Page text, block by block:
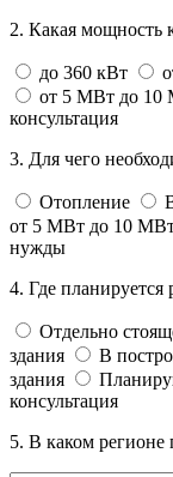
2. Какая мощность
до 360 кВт
от 5 МВт до 10
консультация
3. Для чего
Отопление
от 5 МВт до 10
нужды
4. Где планируется
Отдельно
здания
В
здания
консультация
5. В каком регионе